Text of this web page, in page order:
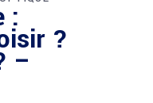
:
?
–